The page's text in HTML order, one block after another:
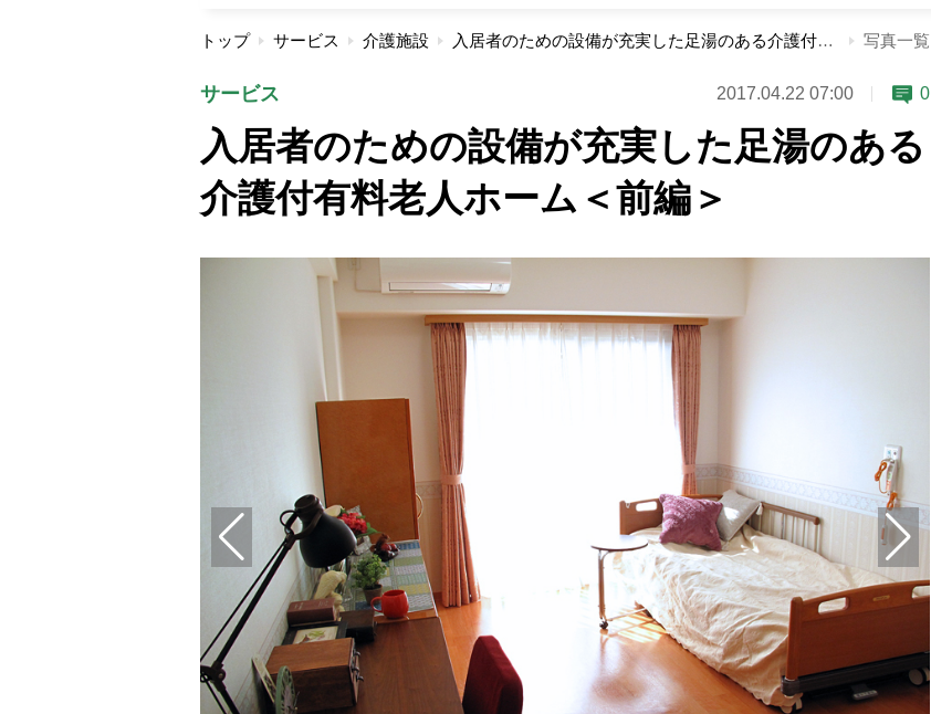
トップ サービス 介護施設 入居者のための設備が充実した足湯のある介護付有料老人ホーム＜前編＞ 写真一覧
サービス 2017.04.22 07:00 0
入居者のための設備が充実した足湯のある
介護付有料老人ホーム＜前編＞